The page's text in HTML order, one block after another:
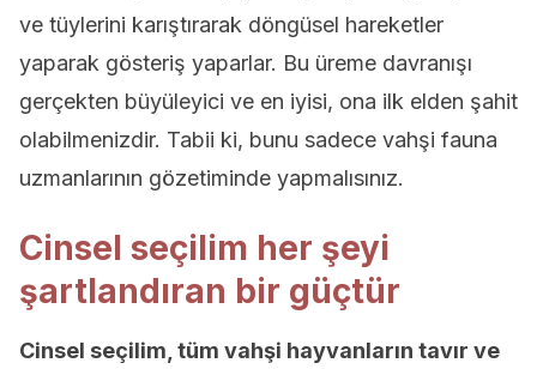
ve tüylerini karıştırarak döngüsel hareketler
yaparak gösteriş yaparlar. Bu üreme davranışı
gerçekten büyüleyici ve en iyisi, ona ilk elden şahit
olabilmenizdir. Tabii ki, bunu sadece vahşi fauna
uzmanlarının gözetiminde yapmalısınız.
Cinsel seçilim her şeyi
şartlandıran bir güçtür
Cinsel seçilim, tüm vahşi hayvanların tavır ve